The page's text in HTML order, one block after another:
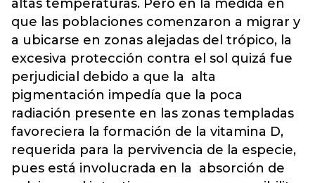
altas temperaturas. Pero en la medida en
que las poblaciones comenzaron a migrar y
a ubicarse en zonas alejadas del trópico, la
excesiva protección contra el sol quizá fue
perjudicial debido a que la alta
pigmentación impedía que la poca
radiación presente en las zonas templadas
favoreciera la formación de la vitamina D,
requerida para la pervivencia de la especie,
pues está involucrada en la absorción de